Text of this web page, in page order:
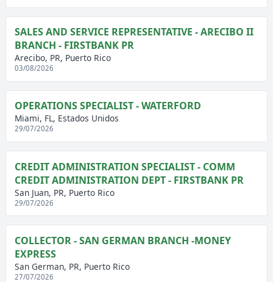
SALES AND SERVICE REPRESENTATIVE - ARECIBO II
BRANCH - FIRSTBANK PR
Arecibo, PR, Puerto Rico
03/08/2026
OPERATIONS SPECIALIST - WATERFORD
Miami, FL, Estados Unidos
29/07/2026
CREDIT ADMINISTRATION SPECIALIST - COMM
CREDIT ADMINISTRATION DEPT - FIRSTBANK PR
San Juan, PR, Puerto Rico
29/07/2026
COLLECTOR - SAN GERMAN BRANCH -MONEY
EXPRESS
San German, PR, Puerto Rico
27/07/2026